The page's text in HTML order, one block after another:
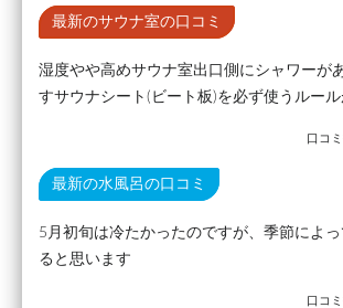
最新のサウナ室の口コミ
湿度やや高めサウナ室出口側にシャワーが
すサウナシート(ビート板)を必ず使うルー
口コ
最新の水風呂の口コミ
5月初旬は冷たかったのですが、季節によ
ると思います
口コ